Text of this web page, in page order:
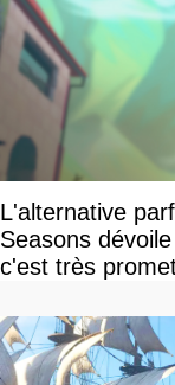
L'alternative
Seasons
c'est très